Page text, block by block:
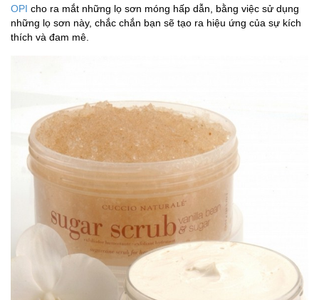
OPI cho ra mắt những lọ sơn móng hấp dẫn, bằng việc sử dụng
những lọ sơn này, chắc chắn bạn sẽ tạo ra hiệu ứng của sự kích
thích và đam mê.